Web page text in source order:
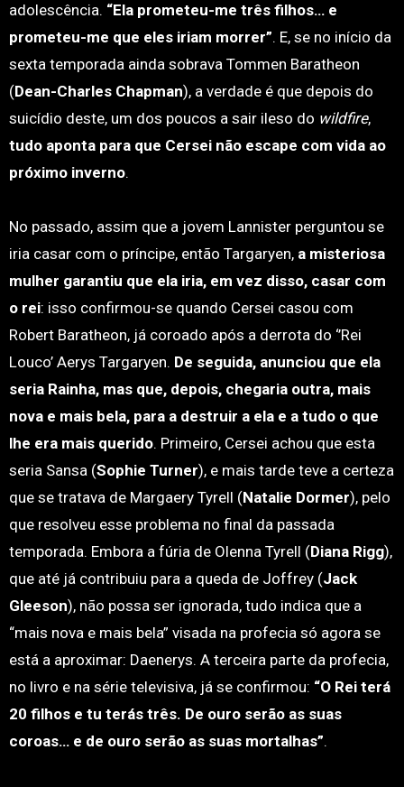
adolescência. “Ela prometeu-me três filhos… e
prometeu-me que eles iriam morrer”. E, se no início da
sexta temporada ainda sobrava Tommen Baratheon
(Dean-Charles Chapman), a verdade é que depois do
suicídio deste, um dos poucos a sair ileso do wildfire,
tudo aponta para que Cersei não escape com vida ao
próximo inverno.
No passado, assim que a jovem Lannister perguntou se
iria casar com o príncipe, então Targaryen, a misteriosa
mulher garantiu que ela iria, em vez disso, casar com
o rei: isso confirmou-se quando Cersei casou com
Robert Baratheon, já coroado após a derrota do ‘’Rei
Louco’ Aerys Targaryen. De seguida, anunciou que ela
seria Rainha, mas que, depois, chegaria outra, mais
nova e mais bela, para a destruir a ela e a tudo o que
lhe era mais querido. Primeiro, Cersei achou que esta
seria Sansa (Sophie Turner), e mais tarde teve a certeza
que se tratava de Margaery Tyrell (Natalie Dormer), pelo
que resolveu esse problema no final da passada
temporada. Embora a fúria de Olenna Tyrell (Diana Rigg),
que até já contribuiu para a queda de Joffrey (Jack
Gleeson), não possa ser ignorada, tudo indica que a
“mais nova e mais bela” visada na profecia só agora se
está a aproximar: Daenerys. A terceira parte da profecia,
no livro e na série televisiva, já se confirmou: “O Rei terá
20 filhos e tu terás três. De ouro serão as suas
coroas… e de ouro serão as suas mortalhas”.